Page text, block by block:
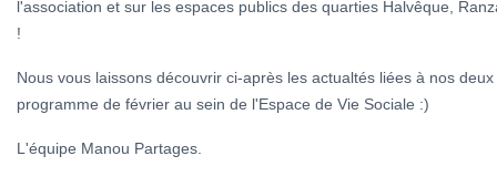
l'association et sur les espaces publics des quarties Halvêque,
!
Nous vous laissons découvrir ci-après les actualtés liées à nos
programme de février au sein de l'Espace de Vie Sociale :)
L'équipe Manou Partages.